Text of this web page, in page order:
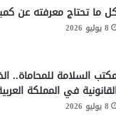
ما تحتاج معرفته عن
8 يوليو 2026
السلامة للمحاماة..
في المملكة
8 يوليو 2026